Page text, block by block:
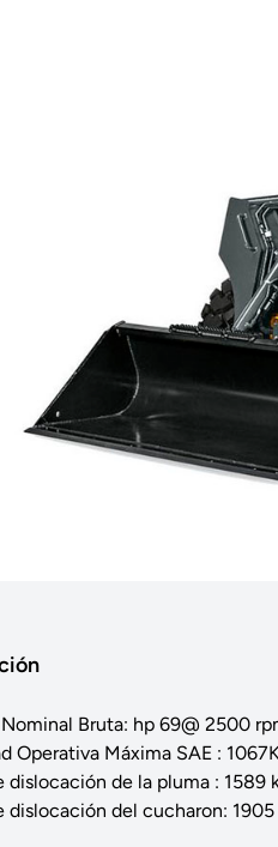
Bruta: hp 69@ 2500
Operativa Máxima SAE :
dislocación de la pluma : 1589
dislocación del cucharon: 1905